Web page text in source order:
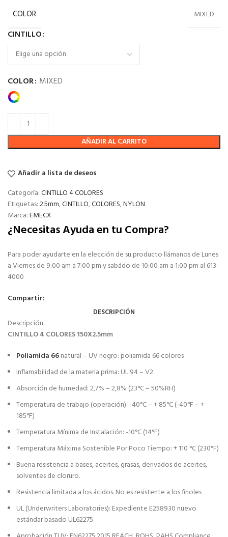
COLOR MIXED
CINTILLO
COLOR MIXED
AÑADIR AL CARRITO
Añadir a lista de deseos
Categoría:CINTILLO 4 COLORES
Etiquetas:2.5mm,CINTILLO,COLORES,NYLON
Marca:EMECX
¿Necesitas Ayuda en tu Compra?
Para poder ayudarte en la elección de su producto llámanos de Lunes
a Viernes de 9:00 am a 7:00 pm y sabádo de 10:00 am a 1:00 pm al 613-
4000
Compartir:
DESCRIPCIÓN
Descripción
CINTILLO 4 COLORES 150X2.5mm
Poliamida 66natural – UV negro: poliamida 66 colores
Inflamabilidad de la materia prima: UL 94 – V2
Absorción de humedad: 2,7% – 2,8% (23°C – 50%RH)
Temperatura de trabajo (operación): -40°C – + 85°C (-40°F – +
185°F)
Temperatura Mínima de Instalación: -10°C (14°F)
Temperatura Máxima Sostenible Por Poco Tiempo: + 110 °C (230°F)
Buena resistencia a bases, aceites, grasas, derivados de aceites,
solventes de cloruro.
Resistencia limitada a los ácidos. No es resistente a los finoles
UL (Underwriters Laboratories): Expediente E258930 nuevo
estándar basado UL62275